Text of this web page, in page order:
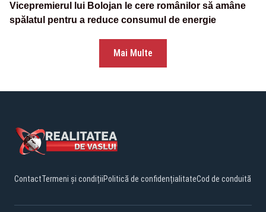
Vicepremierul lui Bolojan le cere românilor să amâne
spălatul pentru a reduce consumul de energie
Mai Multe
ContactTermeni și condițiiPolitică de confidențialitateCod de conduită